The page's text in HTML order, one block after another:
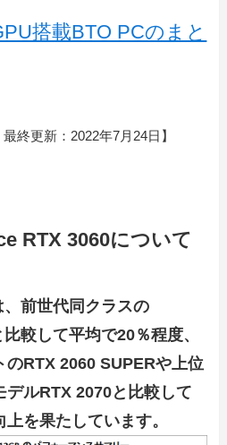
搭載BTO PCのまと
終更新：2022年7月24日】
RTX 3060について
前世代同クラスの
較して平均で20％程度、
のRTX 2060 SUPERや上位
デルRTX 2070と比較して
を果たしています。